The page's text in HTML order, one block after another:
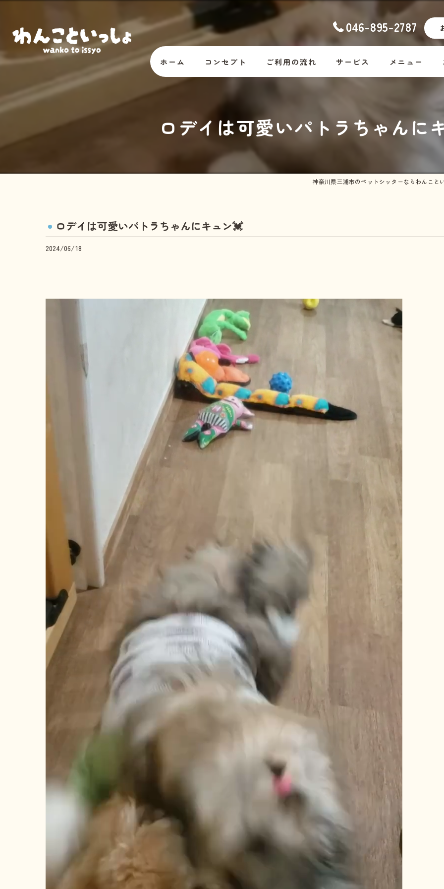
046-895-2787
ホーム コンセプト
スタッフ紹介
ご利用の流れ サービス
ホームステイ
お散歩代行
しつけ教室
メニュー
Dog
Rabbit・
その他の料金
ロデイは可愛いパトラちゃんに
神奈川県三浦市のペットシッターならわんこと
ロデイは可愛いパトラちゃんにキュン💓
2024/06/18